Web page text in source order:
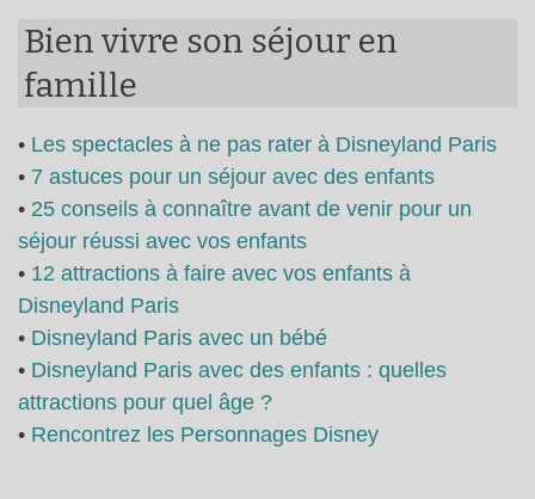
Bien vivre son séjour en
famille
• Les spectacles à ne pas rater à Disneyland Paris
• 7 astuces pour un séjour avec des enfants
• 25 conseils à connaître avant de venir pour un
séjour réussi avec vos enfants
• 12 attractions à faire avec vos enfants à
Disneyland Paris
• Disneyland Paris avec un bébé
• Disneyland Paris avec des enfants : quelles
attractions pour quel âge ?
• Rencontrez les Personnages Disney